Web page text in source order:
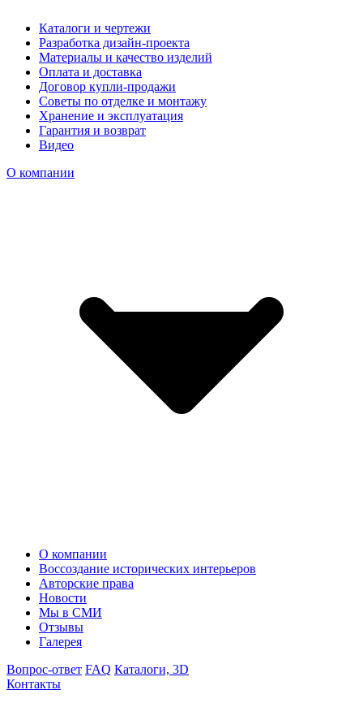
Каталоги и чертежи
Разработка дизайн-проекта
Материалы и качество изделий
Оплата и доставка
Договор купли-продажи
Советы по отделке и монтажу
Хранение и эксплуатация
Гарантия и возврат
Видео
О компании
О компании
Воссоздание исторических интерьеров
Авторские права
Новости
Мы в СМИ
Отзывы
Галерея
Вопрос-ответ FAQ Каталоги, 3D
Контакты